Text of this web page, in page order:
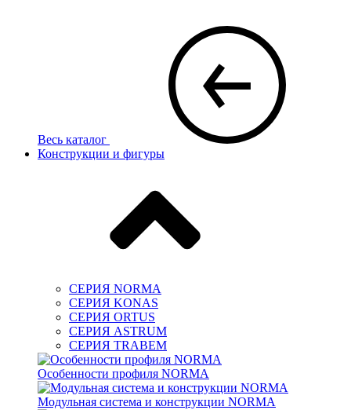
Весь каталог
Конструкции и фигуры
СЕРИЯ NORMA
СЕРИЯ KONAS
СЕРИЯ ORTUS
СЕРИЯ ASTRUM
СЕРИЯ TRABEM
Особенности профиля NORMA
Модульная система и конструкции NORMA